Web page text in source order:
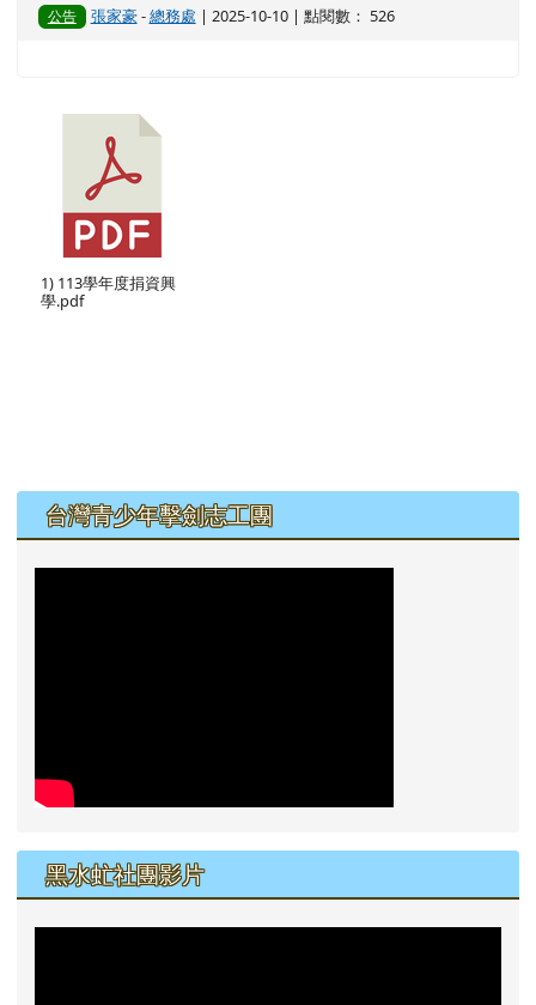
公告 張家豪-總務處 | 2025-10-10 | 點閱數： 526
1) 113學年度捐資興
學.pdf
左邊區域內容
台灣青少年擊劍志工團
黑水虻社團影片